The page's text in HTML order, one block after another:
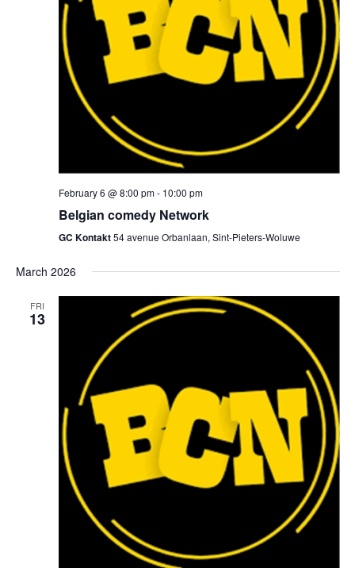
February 6 @ 8:00 pm- 10:00 pm
Belgian comedy Network
GC Kontakt54 avenue Orbanlaan, Sint-Pieters-Woluwe
March 2026
FRI
13